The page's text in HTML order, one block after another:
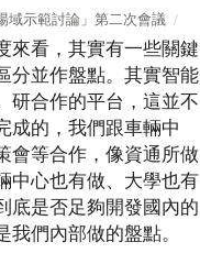
域示範討論」第二次會議
來看，其實有一些關鍵
分並作盤點。其實智能
研合作的平台，這並不
成的，我們跟車輛中
會等合作，像資通所做
中心也有做、大學也有
底是否足夠開發國內的
們內部做的盤點。